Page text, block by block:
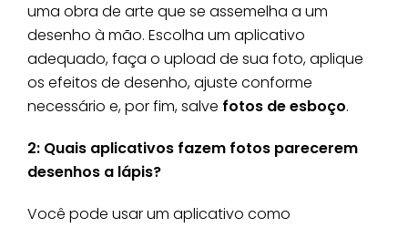
uma obra de arte que se assemelha a um
desenho à mão. Escolha um aplicativo
adequado, faça o upload de sua foto, aplique
os efeitos de desenho, ajuste conforme
necessário e, por fim, salve fotos de esboço.
2: Quais aplicativos fazem fotos parecerem
desenhos a lápis?
Você pode usar um aplicativo como